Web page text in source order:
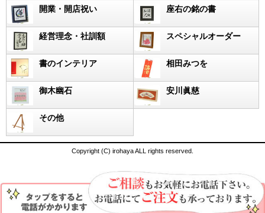
開業・開店祝い 座右の銘の書
経営理念・社訓額 スペシャルオーダー
書のインテリア 相田みつを
御木幽石 安川眞慈
その他
Copyright (C) irohaya ALL rights reserved.